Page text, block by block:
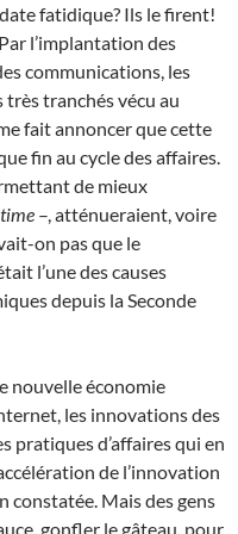
fatidique? Ils le firent!
l’implantation des
communications, les
tranchés vécu au
fait annoncer que cette
fin au cycle des affaires.
de mieux
–, atténueraient, voire
on pas que le
l’une des causes
depuis la Seconde
nouvelle économie
les innovations des
pratiques d’affaires qui en
de l’innovation
constatée. Mais des gens
gonfler le gâteau, pour